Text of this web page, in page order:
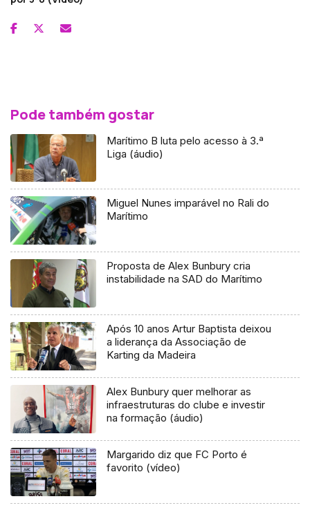
Pode também gostar
Marítimo B luta pelo acesso à 3.ª
Liga (áudio)
Miguel Nunes imparável no Rali do
Marítimo
Proposta de Alex Bunbury cria
instabilidade na SAD do Marítimo
Após 10 anos Artur Baptista deixou
a liderança da Associação de
Karting da Madeira
Alex Bunbury quer melhorar as
infraestruturas do clube e investir
na formação (áudio)
Margarido diz que FC Porto é
favorito (vídeo)